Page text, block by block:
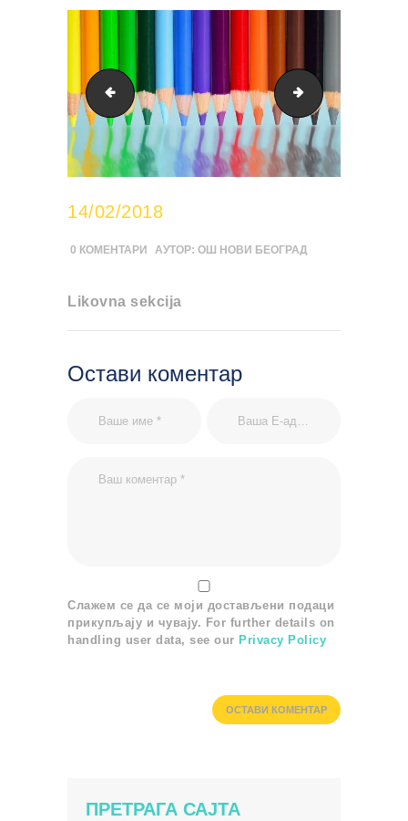
cropped-skola-novi-beograd-favicon.jpginstrumenti
14/02/2018
0 КОМЕНТАРИ АУТОР: ОШ НОВИ БЕОГРАД
Likovna sekcija
Остави коментар
Слажем се да се моји достављени подаци
прикупљају и чувају. For further details on
handling user data, see our Privacy Policy
ПРЕТРАГА САЈТА